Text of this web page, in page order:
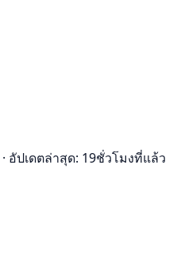
· อัปเดตล่าสุด: 19ชั่วโมงที่แล้ว